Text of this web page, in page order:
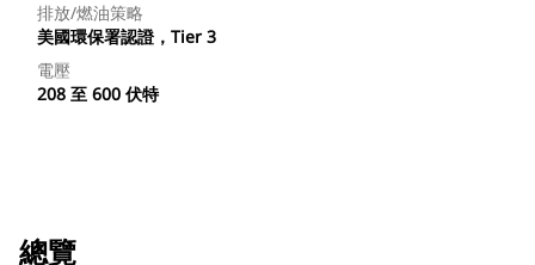
排放/燃油策略
美國環保署認證，Tier 3
電壓
208 至 600 伏特
總覽